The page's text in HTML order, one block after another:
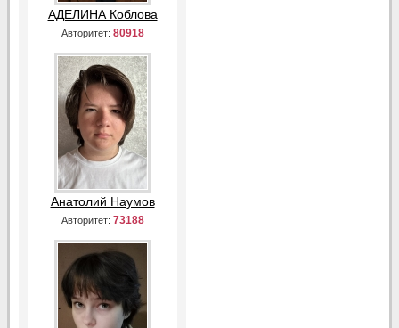
АДЕЛИНА Коблова
Авторитет: 80918
Анатолий Наумов
Авторитет: 73188